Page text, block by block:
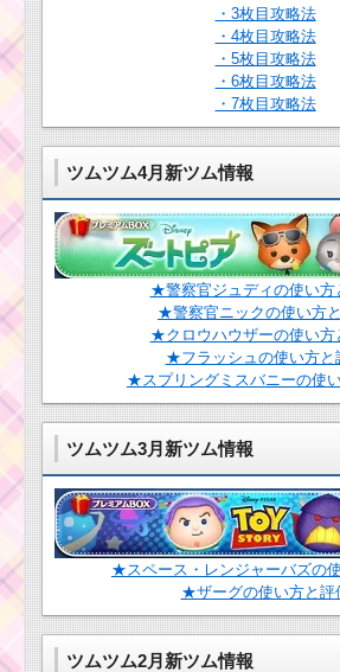
・3枚目攻略法
・4枚目攻略法
・5枚目攻略法
・6枚目攻略法
・7枚目攻略法
ツムツム4月新ツム情報
★警察官ジュディの使い方
★警察官ニックの使い方
★クロウハウザーの使い方
★フラッシュの使い方と
★スプリングミスバニーの使
ツムツム3月新ツム情報
★スペース・レンジャーバズの
★ザーグの使い方と評
ツムツム2月新ツム情報